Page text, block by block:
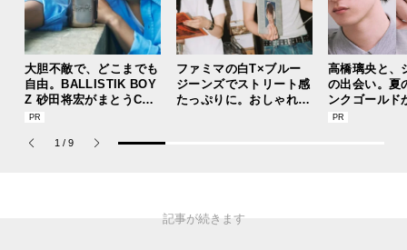
大胆不敵で、どこまでも
自由。BALLISTIK BOY
Z 砂田将宏がまとうCOA
CHの新作フレグランス
ナム パルファム」
ファミマの白T×ブルー
ジーンズでストリート感
たっぷりに。おしゃれな
高橋璃央と、
の出会い。夏
ンクゴールド
“SUMMER
1 / 9